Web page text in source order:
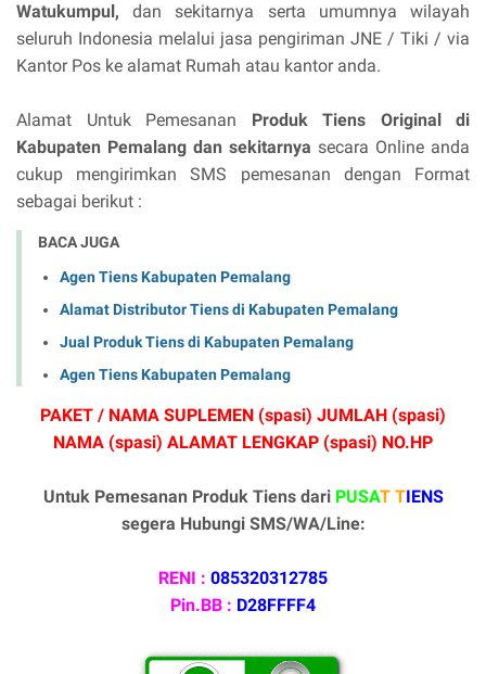
Watukumpul, dan sekitarnya serta umumnya wilayah
seluruh Indonesia melalui jasa pengiriman JNE / Tiki / via
Kantor Pos ke alamat Rumah atau kantor anda.
Alamat Untuk Pemesanan Produk Tiens Original di
Kabupaten Pemalang dan sekitarnya secara Online anda
cukup mengirimkan SMS pemesanan dengan Format
sebagai berikut :
BACA JUGA
Agen Tiens Kabupaten Pemalang
Alamat Distributor Tiens di Kabupaten Pemalang
Jual Produk Tiens di Kabupaten Pemalang
Agen Tiens Kabupaten Pemalang
PAKET / NAMA SUPLEMEN (spasi) JUMLAH (spasi)
NAMA (spasi) ALAMAT LENGKAP (spasi) NO.HP
Untuk Pemesanan Produk Tiens dari PUSAT TIENS
segera Hubungi SMS/WA/Line:
RENI : 085320312785
Pin.BB : D28FFFF4